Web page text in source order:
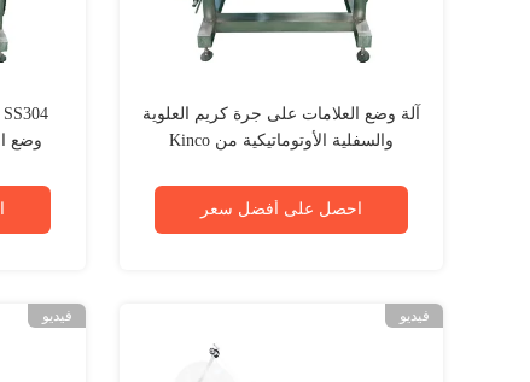
آلة وضع العلامات على جرة كريم العلوية
والسفلية الأوتوماتيكية من Kinco
احصل على أفضل سعر
فيديو فيديو